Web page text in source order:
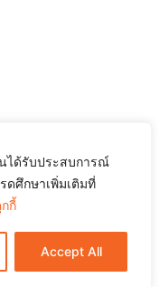
นได้รับประสบการณ์
ดศึกษาเพิ่มเติมที่
กี้
Accept All